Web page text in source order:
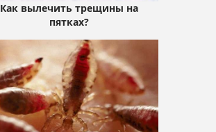
Как вылечить трещины на
пятках?